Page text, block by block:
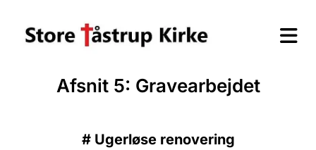
Afsnit 5: Gravearbejdet
# Ugerløse renovering